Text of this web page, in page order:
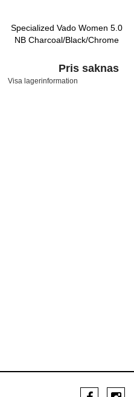
Specialized Vado Women 5.0
NB Charcoal/Black/Chrome
Pris saknas
Visa lagerinformation